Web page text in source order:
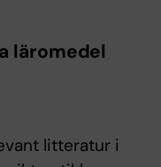
läromedel
litteratur i